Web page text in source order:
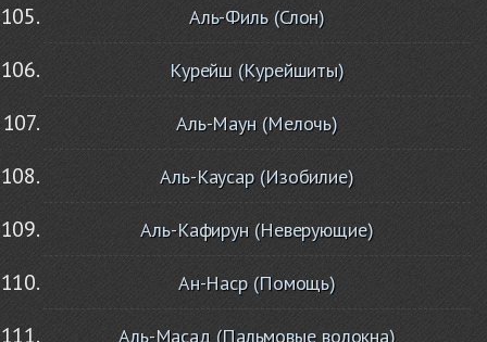
Аль-Филь (Слон)
Курейш (Курейшиты)
Аль-Маун (Мелочь)
Аль-Каусар (Изобилие)
Аль-Кафирун (Неверующие)
Ан-Наср (Помощь)
Аль-Масад (Пальмовые волокна)